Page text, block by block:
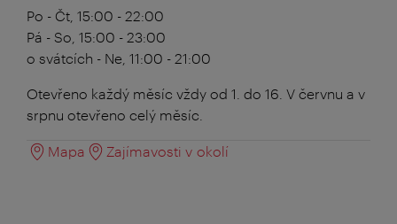
Po - Čt, 15:00 - 22:00
Pá - So, 15:00 - 23:00
o svátcích - Ne, 11:00 - 21:00
Otevřeno každý měsíc vždy od 1. do 16. V červnu a v
srpnu otevřeno celý měsíc.
Mapa Zajímavosti v okolí